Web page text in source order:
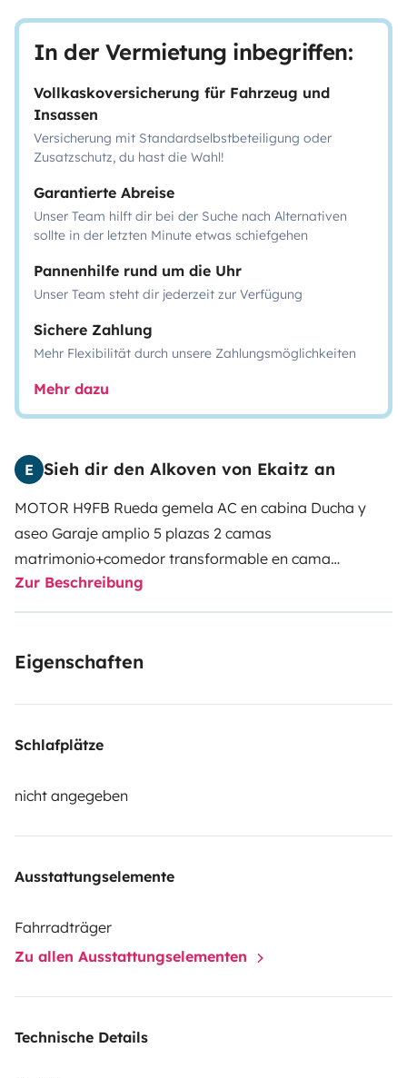
In der Vermietung inbegriffen:
Vollkaskoversicherung für Fahrzeug und
Insassen
Versicherung mit Standardselbstbeteiligung oder
Zusatzschutz, du hast die Wahl!
Garantierte Abreise
Unser Team hilft dir bei der Suche nach Alternativen
sollte in der letzten Minute etwas schiefgehen
Pannenhilfe rund um die Uhr
Unser Team steht dir jederzeit zur Verfügung
Sichere Zahlung
Mehr Flexibilität durch unsere Zahlungsmöglichkeiten
Mehr dazu
E Sieh dir den Alkoven von Ekaitz an
MOTOR H9FB Rueda gemela AC en cabina Ducha y
aseo Garaje amplio 5 plazas 2 camas
matrimonio+comedor transformable en cama
Calefaccion Toldo Portabicis para 4 Frigorifico 150l
Zur Beschreibung
Eigenschaften
Schlafplätze
nicht angegeben
Ausstattungselemente
Fahrradträger
Zu allen Ausstattungselementen
Technische Details